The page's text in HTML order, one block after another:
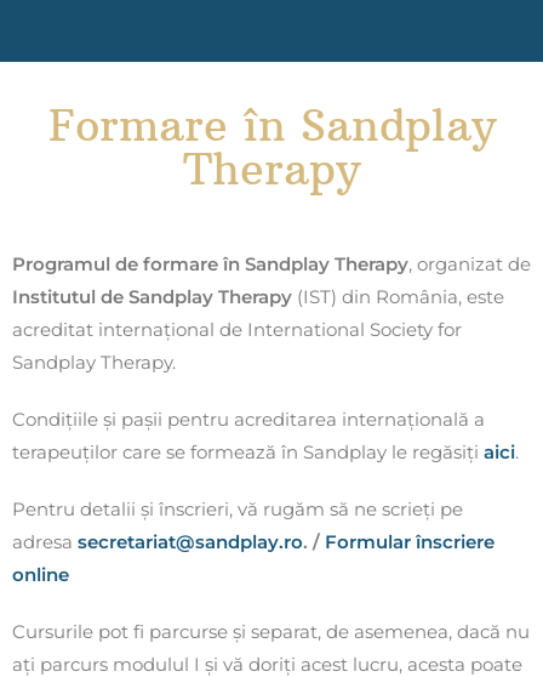
Formare în Sandplay
Therapy
Programul de formare în Sandplay Therapy, organizat de
Institutul de Sandplay Therapy (IST) din România, este
acreditat internațional de International Society for
Sandplay Therapy.
Condițiile și pașii pentru acreditarea internațională a
terapeuților care se formează în Sandplay le regăsiți aici.
Pentru detalii și înscrieri, vă rugăm să ne scrieți pe
adresa secretariat@sandplay.ro. / Formular înscriere
online
Cursurile pot fi parcurse și separat, de asemenea, dacă nu
ați parcurs modulul I și vă doriți acest lucru, acesta poate